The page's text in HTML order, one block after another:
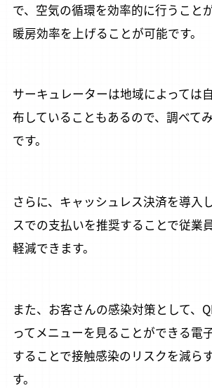
で、空気の循環を効率的に行うこと
暖房効率を上げることが可能です。
サーキュレーターは地域によっては
布していることもあるので、調べて
です。
さらに、キャッシュレス決済を導入
スでの支払いを推奨することで従業
軽減できます。
また、お客さんの感染対策として、
ってメニューを見ることができる電
することで接触感染のリスクを減ら
す。